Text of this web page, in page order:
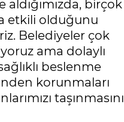
birçok
etkili olduğunu
Belediyeler çok
ama dolaylı
beslenme
korunmaları
taşınmasını